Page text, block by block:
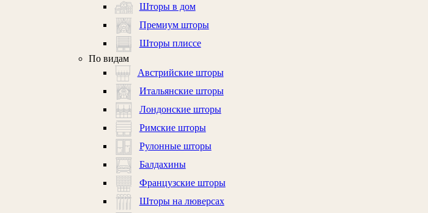
Шторы в дом
Премиум шторы
Шторы плиссе
По видам
Австрийские шторы
Итальянские шторы
Лондонские шторы
Римские шторы
Рулонные шторы
Балдахины
Французские шторы
Шторы на люверсах